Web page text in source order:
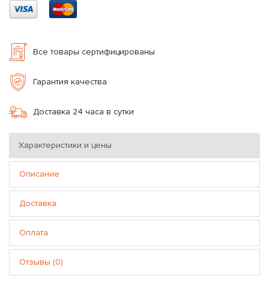
Все товары сертифицированы
Гарантия качества
Доставка 24 часа в сутки
Характеристики и цены
Описание
Доставка
Оплата
Отзывы (0)